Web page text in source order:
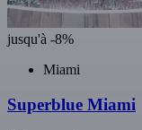
jusqu'à -8%
Miami
Superblue Miami